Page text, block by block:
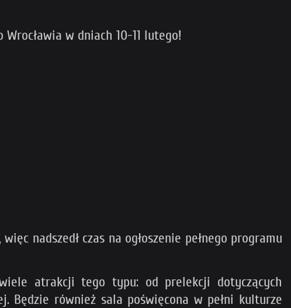
w dniach 10-11 lutego!
nadszedł czas na ogłoszenie pełnego programu
atrakcji tego typu: od prelekcji dotyczących
Będzie również sala poświęcona w pełni kulturze